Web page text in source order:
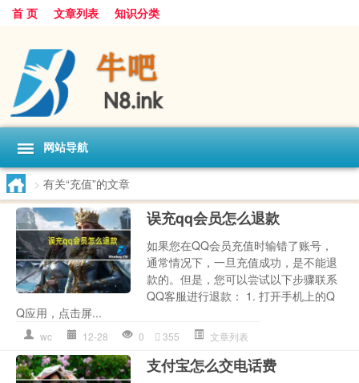
首 页 文章列表 知识分类
网站导航
> 有关“充值”的文章
误充qq会员怎么退款
如果您在QQ会员充值时输错了账号，
通常情况下，一旦充值成功，是不能退
款的。但是，您可以尝试以下步骤联系
QQ客服进行退款： 1. 打开手机上的Q
Q应用，点击屏...
wc 12-28 0 355 文章列表
支付宝怎么交电话费